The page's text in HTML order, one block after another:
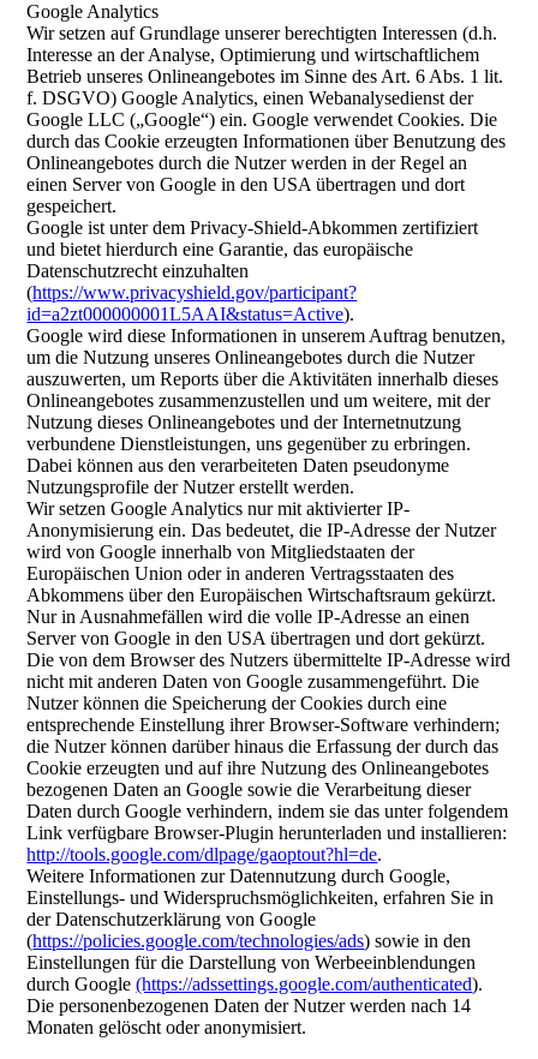
Google Analytics
Wir setzen auf Grundlage unserer berechtigten Interessen (d.h.
Interesse an der Analyse, Optimierung und wirtschaftlichem
Betrieb unseres Onlineangebotes im Sinne des Art. 6 Abs. 1 lit.
f. DSGVO) Google Analytics, einen Webanalysedienst der
Google LLC („Google“) ein. Google verwendet Cookies. Die
durch das Cookie erzeugten Informationen über Benutzung des
Onlineangebotes durch die Nutzer werden in der Regel an
einen Server von Google in den USA übertragen und dort
gespeichert.
Google ist unter dem Privacy-Shield-Abkommen zertifiziert
und bietet hierdurch eine Garantie, das europäische
Datenschutzrecht einzuhalten
(https://www.privacyshield.gov/participant?
id=a2zt000000001L5AAI&status=Active).
Google wird diese Informationen in unserem Auftrag benutzen,
um die Nutzung unseres Onlineangebotes durch die Nutzer
auszuwerten, um Reports über die Aktivitäten innerhalb dieses
Onlineangebotes zusammenzustellen und um weitere, mit der
Nutzung dieses Onlineangebotes und der Internetnutzung
verbundene Dienstleistungen, uns gegenüber zu erbringen.
Dabei können aus den verarbeiteten Daten pseudonyme
Nutzungsprofile der Nutzer erstellt werden.
Wir setzen Google Analytics nur mit aktivierter IP-
Anonymisierung ein. Das bedeutet, die IP-Adresse der Nutzer
wird von Google innerhalb von Mitgliedstaaten der
Europäischen Union oder in anderen Vertragsstaaten des
Abkommens über den Europäischen Wirtschaftsraum gekürzt.
Nur in Ausnahmefällen wird die volle IP-Adresse an einen
Server von Google in den USA übertragen und dort gekürzt.
Die von dem Browser des Nutzers übermittelte IP-Adresse wird
nicht mit anderen Daten von Google zusammengeführt. Die
Nutzer können die Speicherung der Cookies durch eine
entsprechende Einstellung ihrer Browser-Software verhindern;
die Nutzer können darüber hinaus die Erfassung der durch das
Cookie erzeugten und auf ihre Nutzung des Onlineangebotes
bezogenen Daten an Google sowie die Verarbeitung dieser
Daten durch Google verhindern, indem sie das unter folgendem
Link verfügbare Browser-Plugin herunterladen und installieren:
http://tools.google.com/dlpage/gaoptout?hl=de.
Weitere Informationen zur Datennutzung durch Google,
Einstellungs- und Widerspruchsmöglichkeiten, erfahren Sie in
der Datenschutzerklärung von Google
(https://policies.google.com/technologies/ads) sowie in den
Einstellungen für die Darstellung von Werbeeinblendungen
durch Google(https://adssettings.google.com/authenticated).
Die personenbezogenen Daten der Nutzer werden nach 14
Monaten gelöscht oder anonymisiert.